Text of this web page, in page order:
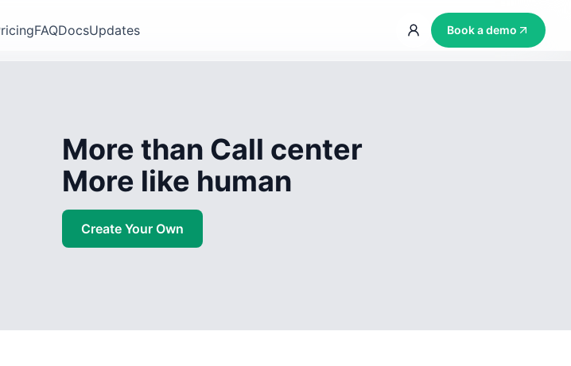
FAQDocsUpdates Book a demo
More than Call center
More like human
Create Your Own